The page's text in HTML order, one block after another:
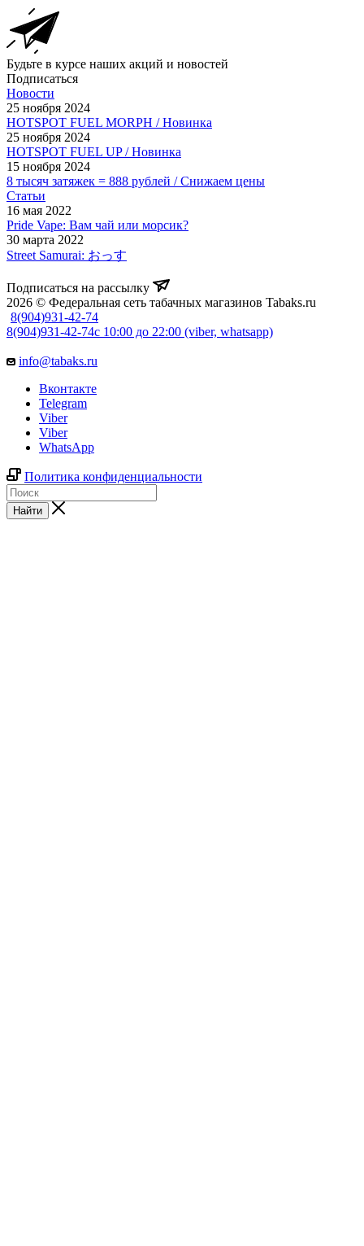
Будьте в курсе наших акций и новостей
Подписаться
Новости
25 ноября 2024
HOTSPOT FUEL MORPH / Новинка
25 ноября 2024
HOTSPOT FUEL UP / Новинка
15 ноября 2024
8 тысяч затяжек = 888 рублей / Снижаем цены
Статьи
16 мая 2022
Pride Vape: Вам чай или морсик?
30 марта 2022
Street Samurai: おっす
Подписаться на рассылку
2026 © Федеральная сеть табачных магазинов Tabaks.ru
8(904)931-42-74
8(904)931-42-74с 10:00 до 22:00 (viber, whatsapp)
info@tabaks.ru
Вконтакте
Telegram
Viber
Viber
WhatsApp
Политика конфиденциальности
Найти